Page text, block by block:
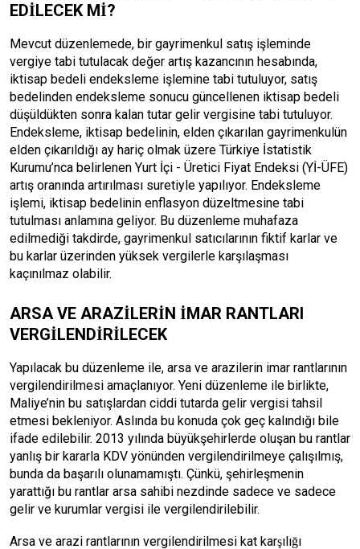
EDİLECEK Mİ?
Mevcut düzenlemede, bir gayrimenkul satış işleminde
vergiye tabi tutulacak değer artış kazancının hesabında,
iktisap bedeli endeksleme işlemine tabi tutuluyor, satış
bedelinden endeksleme sonucu güncellenen iktisap bedeli
düşüldükten sonra kalan tutar gelir vergisine tabi tutuluyor.
Endeksleme, iktisap bedelinin, elden çıkarılan gayrimenkulün
elden çıkarıldığı ay hariç olmak üzere Türkiye İstatistik
Kurumu’nca belirlenen Yurt İçi - Üretici Fiyat Endeksi (Yİ-ÜFE)
artış oranında artırılması suretiyle yapılıyor. Endeksleme
işlemi, iktisap bedelinin enflasyon düzeltmesine tabi
tutulması anlamına geliyor. Bu düzenleme muhafaza
edilmediği takdirde, gayrimenkul satıcılarının fiktif karlar ve
bu karlar üzerinden yüksek vergilerle karşılaşması
kaçınılmaz olabilir.
ARSA VE ARAZİLERİN İMAR RANTLARI
VERGİLENDİRİLECEK
Yapılacak bu düzenleme ile, arsa ve arazilerin imar rantlarının
vergilendirilmesi amaçlanıyor. Yeni düzenleme ile birlikte,
Maliye’nin bu satışlardan ciddi tutarda gelir vergisi tahsil
etmesi bekleniyor. Aslında bu konuda çok geç kalındığı bile
ifade edilebilir. 2013 yılında büyükşehirlerde oluşan bu rantlar
yanlış bir kararla KDV yönünden vergilendirilmeye çalışılmış,
bunda da başarılı olunamamıştı. Çünkü, şehirleşmenin
yarattığı bu rantlar arsa sahibi nezdinde sadece ve sadece
gelir ve kurumlar vergisi ile vergilendirilebilir.
Arsa ve arazi rantlarının vergilendirilmesi kat karşılığı